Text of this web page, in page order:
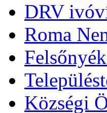
DRV
Roma
Községi